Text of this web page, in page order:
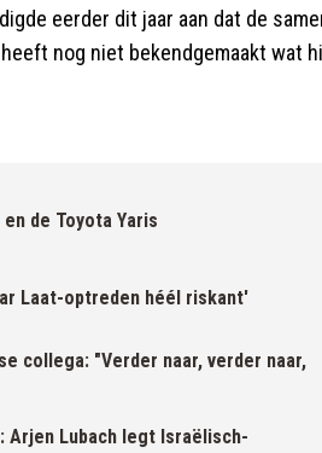
eerder dit jaar aan dat de
nog niet bekendgemaakt wat
de Toyota Yaris
Laat-optreden héél riskant'
collega: "Verder naar, verder naar,
Arjen Lubach legt Israëlisch-